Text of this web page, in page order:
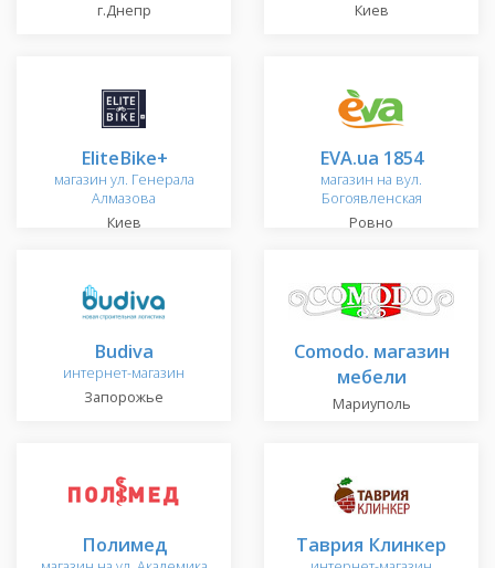
г.Днепр
Киев
EliteBike+
магазин ул. Генерала
Алмазова
Киев
EVA.ua 1854
магазин на вул.
Богоявленская
Ровно
Budiva
интернет-магазин
Запорожье
Comodo. магазин
мебели
Мариуполь
Полимед Таврия Клинкер